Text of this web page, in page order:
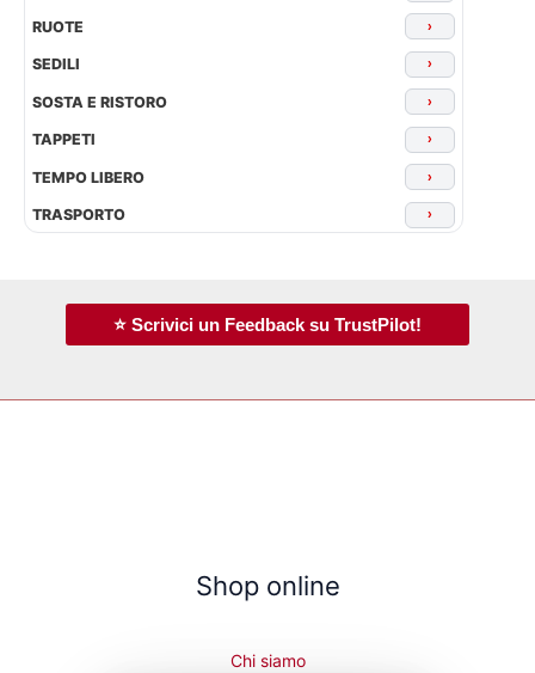
RUOTE ›
SEDILI ›
SOSTA E RISTORO ›
TAPPETI ›
TEMPO LIBERO ›
TRASPORTO ›
⭐ Scrivici un Feedback su TrustPilot!
Shop online
Chi siamo